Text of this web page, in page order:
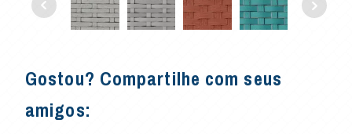
Gostou? Compartilhe com seus
amigos: